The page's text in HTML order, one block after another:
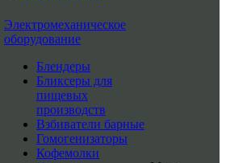
Электромеханическое
оборудование
Блендеры
Бликсеры для
пищевых
производств
Взбиватели барные
Гомогенизаторы
Кофемолки